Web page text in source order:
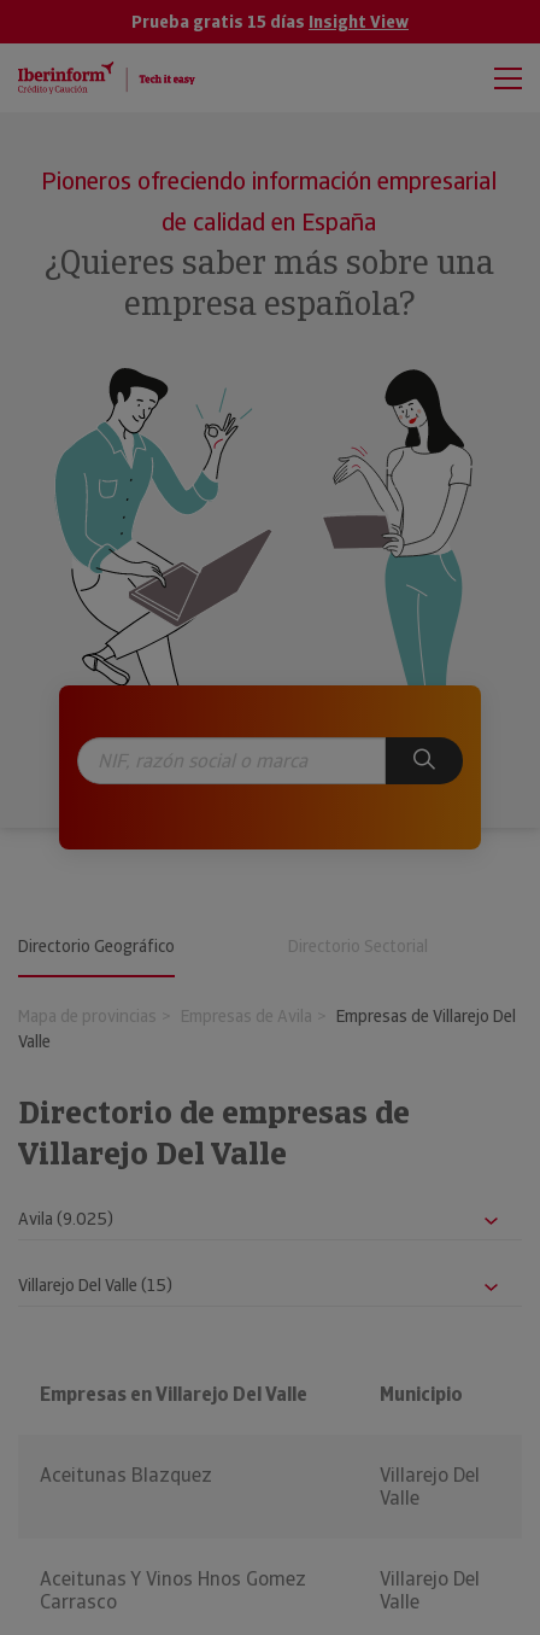
Prueba gratis 15 días Insight View
Pioneros ofreciendo información empresarial
de calidad en España
¿Quieres saber más sobre una
empresa española?
Directorio Geográfico Directorio Sectorial
Mapa de provincias Empresas de Avila
Empresas de Villarejo Del
Valle
Directorio de empresas de
Villarejo Del Valle
Empresas en Villarejo Del Valle Municipio
Aceitunas Blazquez
Villarejo Del
Valle
Aceitunas Y Vinos Hnos Gomez
Carrasco
Villarejo Del
Valle